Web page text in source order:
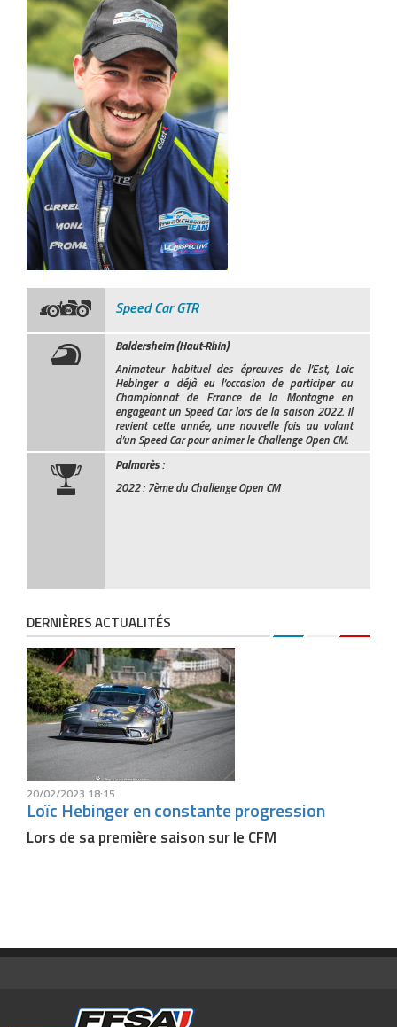
Speed Car GTR
Baldersheim (Haut-Rhin)
Animateur habituel des épreuves de l’Est, Loic
Hebinger a déjà eu l’occasion de participer au
Championnat de Frrance de la Montagne en
engageant un Speed Car lors de la saison 2022. Il
revient cette année, une nouvelle fois au volant
d’un Speed Car pour animer le Challenge Open CM.
Palmarès:
2022 : 7ème du Challenge Open CM
DERNIÈRES ACTUALITÉS
20/02/2023 18:15
Loïc Hebinger en constante progression
Lors de sa première saison sur le CFM